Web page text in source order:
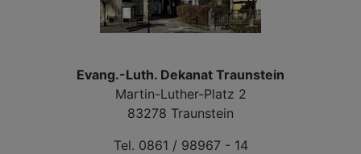
Evang.-Luth. Dekanat Traunstein
Martin-Luther-Platz 2
83278 Traunstein
Tel. 0861 / 98967 - 14